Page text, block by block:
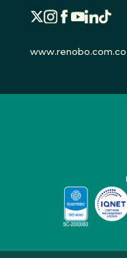
www.renobo.com.co